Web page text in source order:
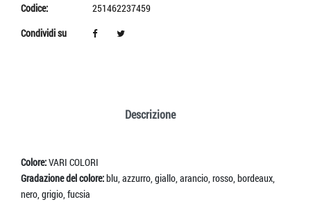
Codice:
251462237459
Condividi su
Descrizione
Colore:VARI COLORI
Gradazione del colore:blu, azzurro, giallo, arancio, rosso, bordeaux,
nero, grigio, fucsia